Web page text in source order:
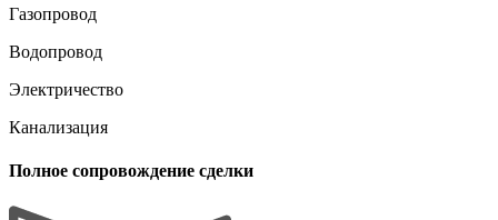
Газопровод
Водопровод
Электричество
Канализация
Полное сопровождение сделки